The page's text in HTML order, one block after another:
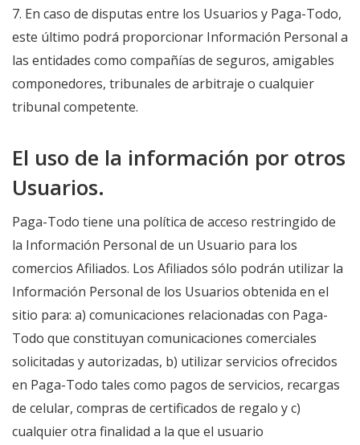
7. En caso de disputas entre los Usuarios y Paga-Todo,
este último podrá proporcionar Información Personal a
las entidades como compañías de seguros, amigables
componedores, tribunales de arbitraje o cualquier
tribunal competente.
El uso de la información por otros
Usuarios.
Paga-Todo tiene una política de acceso restringido de
la Información Personal de un Usuario para los
comercios Afiliados. Los Afiliados sólo podrán utilizar la
Información Personal de los Usuarios obtenida en el
sitio para: a) comunicaciones relacionadas con Paga-
Todo que constituyan comunicaciones comerciales
solicitadas y autorizadas, b) utilizar servicios ofrecidos
en Paga-Todo tales como pagos de servicios, recargas
de celular, compras de certificados de regalo y c)
cualquier otra finalidad a la que el usuario